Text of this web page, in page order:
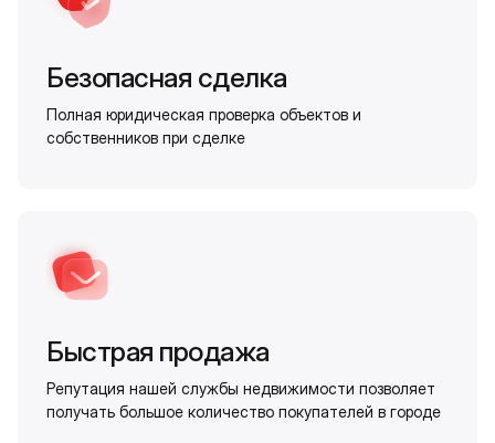
Безопасная сделка
Полная юридическая проверка объектов и
собственников при сделке
Быстрая продажа
Репутация нашей службы недвижимости позволяет
получать большое количество покупателей в городе